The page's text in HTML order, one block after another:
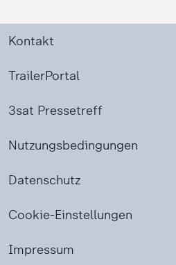
Kontakt
TrailerPortal
3sat Pressetreff
Nutzungsbedingungen
Datenschutz
Cookie-Einstellungen
Impressum